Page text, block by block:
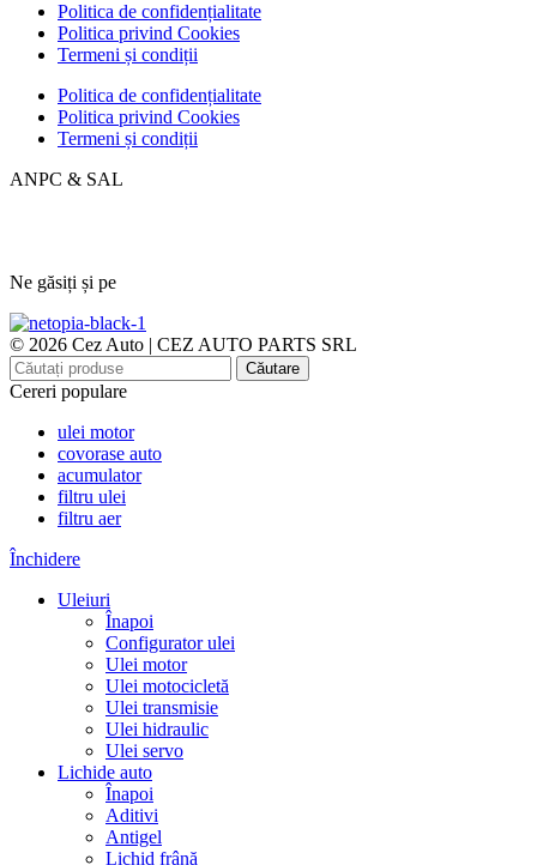
Politica de confidențialitate
Politica privind Cookies
Termeni și condiții
Politica de confidențialitate
Politica privind Cookies
Termeni și condiții
ANPC & SAL
Ne găsiți și pe
© 2026 Cez Auto | CEZ AUTO PARTS SRL
Căutare
Cereri populare
ulei motor
covorase auto
acumulator
filtru ulei
filtru aer
Închidere
Uleiuri
Înapoi
Configurator ulei
Ulei motor
Ulei motocicletă
Ulei transmisie
Ulei hidraulic
Ulei servo
Lichide auto
Înapoi
Aditivi
Antigel
Lichid frână